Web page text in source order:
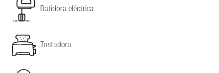
Batidora eléctrica
Tostadora